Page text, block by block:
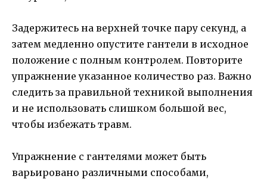
Задержитесь на верхней точке пару секунд, а
затем медленно опустите гантели в исходное
положение с полным контролем. Повторите
упражнение указанное количество раз. Важно
следить за правильной техникой выполнения
и не использовать слишком большой вес,
чтобы избежать травм.
Упражнение с гантелями может быть
варьировано различными способами,